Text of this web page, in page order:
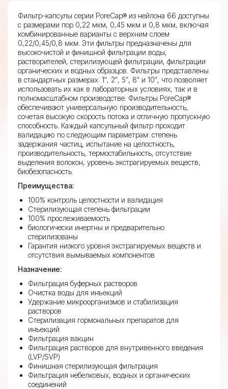
Фильтр-капсулы серии PoreCap® из нейлона 66 доступны
с размерами пор 0,22 мкм, 0,45 мкм и 0,8 мкм, включая
комбинированные варианты с верхним слоем
0,22/0,45/0,8 мкм. Эти фильтры предназначены для
высокочистой и финишной фильтрации воды,
растворителей, стерилизующей фильтрации, фильтрации
органических и водных образцов. Фильтры представлены
в стандартных размерах: 1″, 2″, 5″, 8″ и 10″, что позволяет
использовать их как в лабораторных условиях, так и в
полномасштабном производстве. Фильтры PoreCap®
обеспечивают универсальную производительность,
сочетая высокую скорость потока и отличную пропускную
способность. Каждый капсульный фильтр проходит
валидацию по следующим параметрам: степень
задержания частиц, испытание на целостность,
производительность, термостабильность, отсутствие
выделения волокон, уровень экстрагируемых веществ,
биобезопасность.
Преимущества:
100% контроль целостности и валидация
Стерилизующая степень фильтрации
100% прослеживаемость
биологически инертны и предварительно
стерилизованы
Гарантия низкого уровня экстрагируемых веществ и
отсутствия вымываемых компонентов
Назначение:
Фильтрация буферных растворов
Очистка воды для инъекций
Удержание микроорганизмов и стабилизация
растворов
Стерилизация гормональных препаратов для
инъекций
Фильтрация вакцин
Фильтрация растворов для внутривенного введения
(LVP/SVP)
Финишная стерилизующая фильтрация
Фильтрация небелковых, водных и органических
соединений